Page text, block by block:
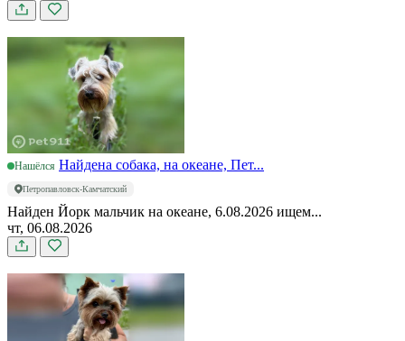
Нашёлся Найдена собака, на океане, Пет...
Петропавловск-Камчатский
Найден Йорк мальчик на океане, 6.08.2026 ищем...
чт, 06.08.2026